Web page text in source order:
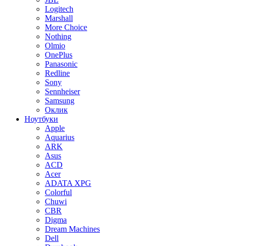
Logitech
Marshall
More Choice
Nothing
Olmio
OnePlus
Panasonic
Redline
Sony
Sennheiser
Samsung
Оклик
Ноутбуки
Apple
Aquarius
ARK
Asus
ACD
Acer
ADATA XPG
Colorful
Chuwi
CBR
Digma
Dream Machines
Dell